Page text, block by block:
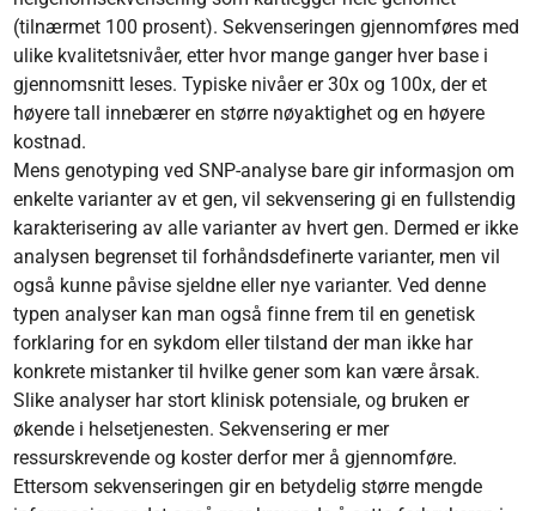
(tilnærmet 100 prosent). Sekvenseringen gjennomføres med
ulike kvalitetsnivåer, etter hvor mange ganger hver base i
gjennomsnitt leses. Typiske nivåer er 30x og 100x, der et
høyere tall innebærer en større nøyaktighet og en høyere
kostnad.
Mens genotyping ved SNP-analyse bare gir informasjon om
enkelte varianter av et gen, vil sekvensering gi en fullstendig
karakterisering av alle varianter av hvert gen. Dermed er ikke
analysen begrenset til forhåndsdefinerte varianter, men vil
også kunne påvise sjeldne eller nye varianter. Ved denne
typen analyser kan man også finne frem til en genetisk
forklaring for en sykdom eller tilstand der man ikke har
konkrete mistanker til hvilke gener som kan være årsak.
Slike analyser har stort klinisk potensiale, og bruken er
økende i helsetjenesten. Sekvensering er mer
ressurskrevende og koster derfor mer å gjennomføre.
Ettersom sekvenseringen gir en betydelig større mengde